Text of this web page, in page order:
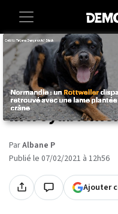
Accueil Societe Insolite
Cette
des coupes
ParAlbane P
Publié le 07/02/2021 à 12h56
Ajouter